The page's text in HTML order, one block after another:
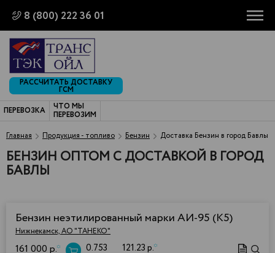
8 (800) 222 36 01
РАССЧИТАТЬ ДОСТАВКУ
ГСМ
ПЕРЕВОЗКА
ЧТО МЫ
ПЕРЕВОЗИМ
Главная
Продукция - топливо Бензин Доставка Бензин в город Бавлы
БЕНЗИН ОПТОМ С ДОСТАВКОЙ В ГОРОД
БАВЛЫ
Бензин неэтилированный марки АИ-95 (К5)
Нижнекамск, АО "ТАНЕКО"
161 000 р.* 0.753 121.23 р.*